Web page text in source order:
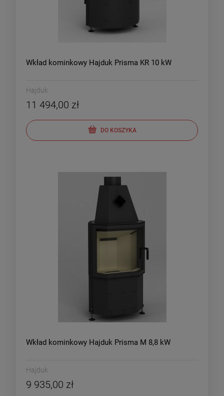
Wkład kominkowy Hajduk Prisma KR 10 kW
Hajduk
11 494,00 zł
DO KOSZYKA
Wkład kominkowy Hajduk Prisma M 8,8 kW
Hajduk
9 935,00 zł